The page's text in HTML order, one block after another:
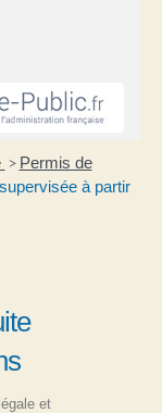
> Permis de
à partir
et